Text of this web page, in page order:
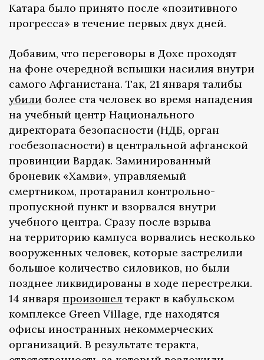
Катара было принято после «позитивного
прогресса» в течение первых двух дней.
Добавим, что переговоры в Дохе проходят
на фоне очередной вспышки насилия внутри
самого Афганистана. Так, 21 января талибы
убили более ста человек во время нападения
на учебный центр Национального
директората безопасности (НДБ, орган
госбезопасности) в центральной афганской
провинции Вардак. Заминированный
броневик «Хамви», управляемый
смертником, протаранил контрольно-
пропускной пункт и взорвался внутри
учебного центра. Сразу после взрыва
на территорию кампуса ворвались несколько
вооруженных человек, которые застрелили
большое количество силовиков, но были
позднее ликвидированы в ходе перестрелки.
14 января произошел теракт в кабульском
комплексе Green Village, где находятся
офисы иностранных некоммерческих
организаций. В результате теракта,